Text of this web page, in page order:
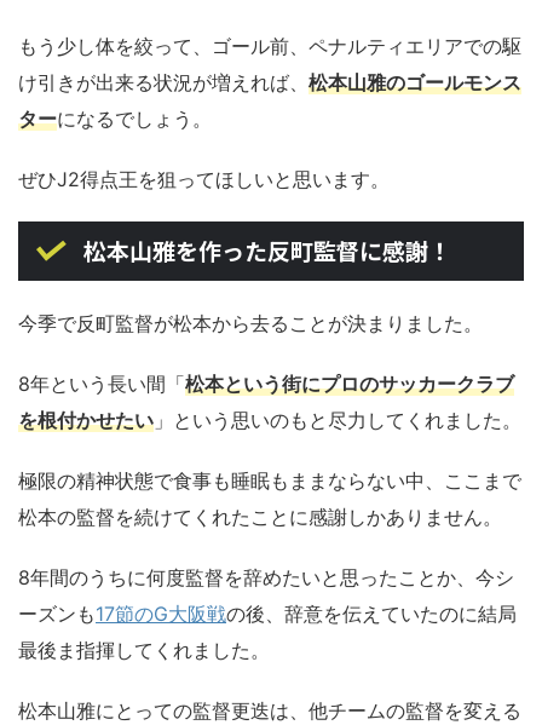
もう少し体を絞って、ゴール前、ペナルティエリアでの駆
け引きが出来る状況が増えれば、 松本山雅のゴールモンス
ターになるでしょう。
ぜひJ2得点王を狙ってほしいと思います。
松本山雅を作った反町監督に感謝！
今季で反町監督が松本から去ることが決まりました。
8年という長い間「松本という街にプロのサッカークラブ
を根付かせたい 」という思いのもと尽力してくれました。
極限の精神状態で食事も睡眠もままならない中、ここまで
松本の監督を続けてくれたことに感謝しかありません。
8年間のうちに何度監督を辞めたいと思ったことか、今シ
ーズンも17節のG大阪戦の後、辞意を伝えていたのに結局
最後ま指揮してくれました。
松本山雅にとっての監督更迭は、他チームの監督を変える